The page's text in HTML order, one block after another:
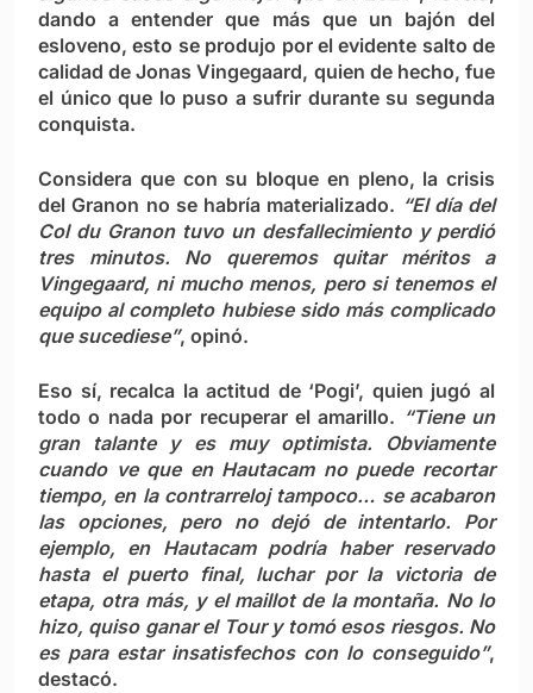
dando a entender que más que un bajón del
esloveno, esto se produjo por el evidente salto de
calidad de Jonas Vingegaard, quien de hecho, fue
el único que lo puso a sufrir durante su segunda
conquista.
Considera que con su bloque en pleno, la crisis
del Granon no se habría materializado. “El día del
Col du Granon tuvo un desfallecimiento y perdió
tres minutos. No queremos quitar méritos a
Vingegaard, ni mucho menos, pero si tenemos el
equipo al completo hubiese sido más complicado
que sucediese”, opinó.
Eso sí, recalca la actitud de ‘Pogi’, quien jugó al
todo o nada por recuperar el amarillo. “Tiene un
gran talante y es muy optimista. Obviamente
cuando ve que en Hautacam no puede recortar
tiempo, en la contrarreloj tampoco… se acabaron
las opciones, pero no dejó de intentarlo. Por
ejemplo, en Hautacam podría haber reservado
hasta el puerto final, luchar por la victoria de
etapa, otra más, y el maillot de la montaña. No lo
hizo, quiso ganar el Tour y tomó esos riesgos. No
es para estar insatisfechos con lo conseguido”,
destacó.